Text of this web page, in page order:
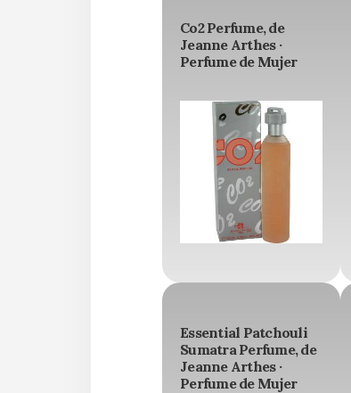
Co2 Perfume, de
Jeanne Arthes ·
Perfume de Mujer
Essential Patchouli
Sumatra Perfume, de
Jeanne Arthes ·
Perfume de Mujer